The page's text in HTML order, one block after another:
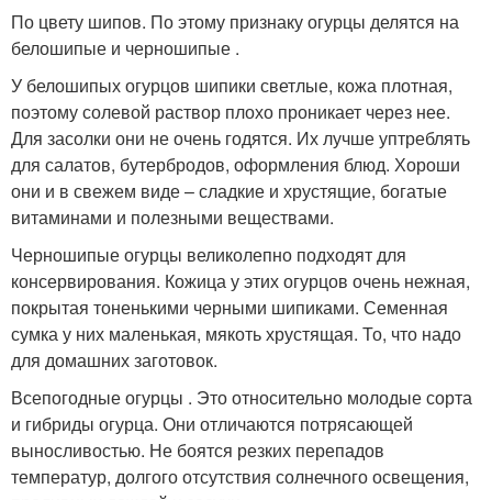
По цвету шипов. По этому признаку огурцы делятся на
белошипые и черношипые .
У белошипых огурцов шипики светлые, кожа плотная,
поэтому солевой раствор плохо проникает через нее.
Для засолки они не очень годятся. Их лучше уптреблять
для салатов, бутербродов, оформления блюд. Хороши
они и в свежем виде – сладкие и хрустящие, богатые
витаминами и полезными веществами.
Черношипые огурцы великолепно подходят для
консервирования. Кожица у этих огурцов очень нежная,
покрытая тоненькими черными шипиками. Семенная
сумка у них маленькая, мякоть хрустящая. То, что надо
для домашних заготовок.
Всепогодные огурцы . Это относительно молодые сорта
и гибриды огурца. Они отличаются потрясающей
выносливостью. Не боятся резких перепадов
температур, долгого отсутствия солнечного освещения,